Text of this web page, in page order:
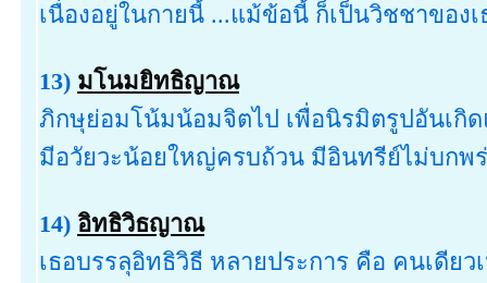
เนื่องอยู่ในกายนี้ ...แม้ข้อนี้ ก็เป็นวิชชาของ
13) มโนมยิทธิญาณ
ภิกษุย่อมโน้มน้อมจิตไป เพื่อนิรมิตรูปอันเกิ
มีอวัยวะน้อยใหญ่ครบถ้วน มีอินทรีย์ไม่บกพ
14) อิทธิวิธญาณ
เธอบรรลุอิทธิวิธี หลายประการ คือ คนเดีย